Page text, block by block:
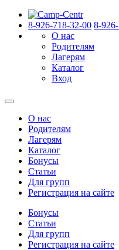
8-926-718-32-00 8-
О нас
Родителям
Лагерям
Каталог
Вход
О нас
Родителям
Лагерям
Каталог
Бонусы
Статьи
Для групп
Регистрация на сайте
Бонусы
Статьи
Для групп
Регистрация на сайте